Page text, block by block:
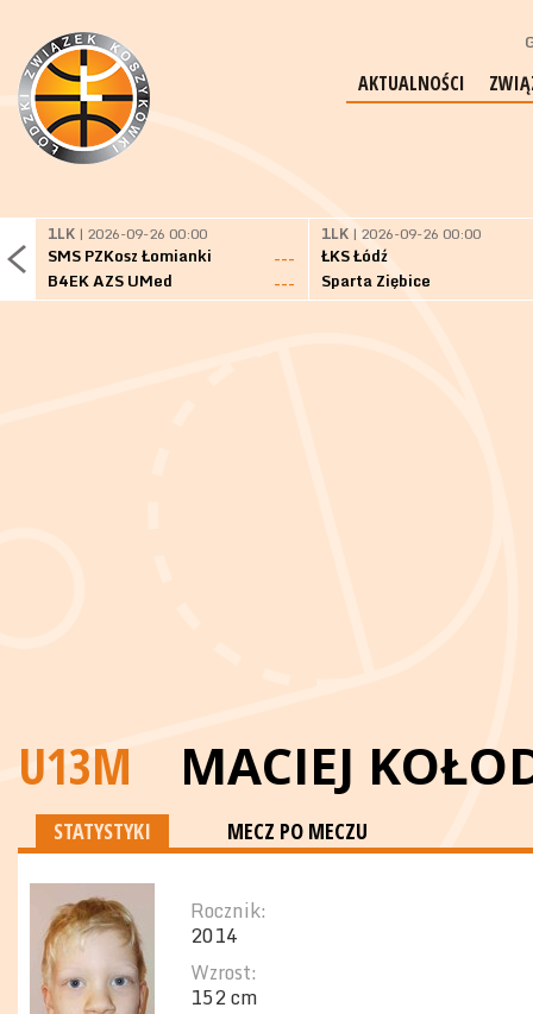
AKTUALNOŚCI
1LK | 2026-09-26 00:00
SMS PZKosz Łomianki
---
B4EK AZS UMed
---
1LK | 2026-09-26 00:00
ŁKS Łódź
Sparta Ziębice
U13M MACIEJ
STATYSTYKI MECZ PO MECZU
Rocznik:
2014
Wzrost:
152 cm